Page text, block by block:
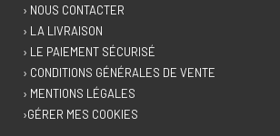
› NOUS CONTACTER
› LA LIVRAISON
› LE PAIEMENT SÉCURISÉ
› CONDITIONS GÉNÉRALES DE VENTE
› MENTIONS LÉGALES
›GÉRER MES COOKIES